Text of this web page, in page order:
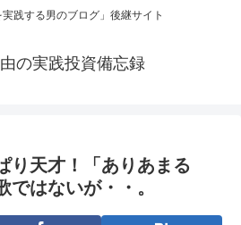
実践する男のブログ」後継サイト
の実践投資備忘録
り天才！「ありあまる
ではないが・・。